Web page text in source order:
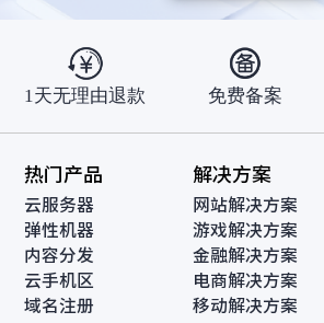
1天无理由退款 免费备案
热门产品
云服务器
弹性机器
内容分发
云手机区
域名注册
解决方案
网站解决方案
游戏解决方案
金融解决方案
电商解决方案
移动解决方案